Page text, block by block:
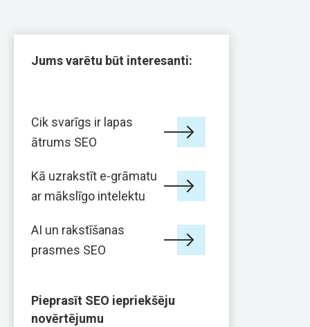
Jums varētu būt interesanti:
Cik svarīgs ir lapas
ātrums SEO
Kā uzrakstīt e-grāmatu
ar mākslīgo intelektu
AI un rakstīšanas
prasmes SEO
Pieprasīt SEO iepriekšēju
novērtējumu